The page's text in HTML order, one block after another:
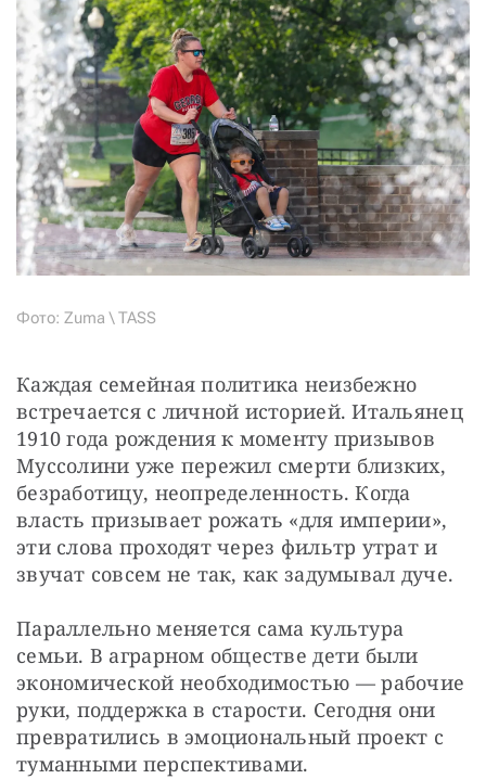
Фото: Zuma \ TASS
Каждая семейная политика неизбежно
встречается с личной историей. Итальянец
1910 года рождения к моменту призывов
Муссолини уже пережил смерти близких,
безработицу, неопределенность. Когда
власть призывает рожать «для империи»,
эти слова проходят через фильтр утрат и
звучат совсем не так, как задумывал дуче.
Параллельно меняется сама культура
семьи. В аграрном обществе дети были
экономической необходимостью — рабочие
руки, поддержка в старости. Сегодня они
превратились в эмоциональный проект с
туманными перспективами.